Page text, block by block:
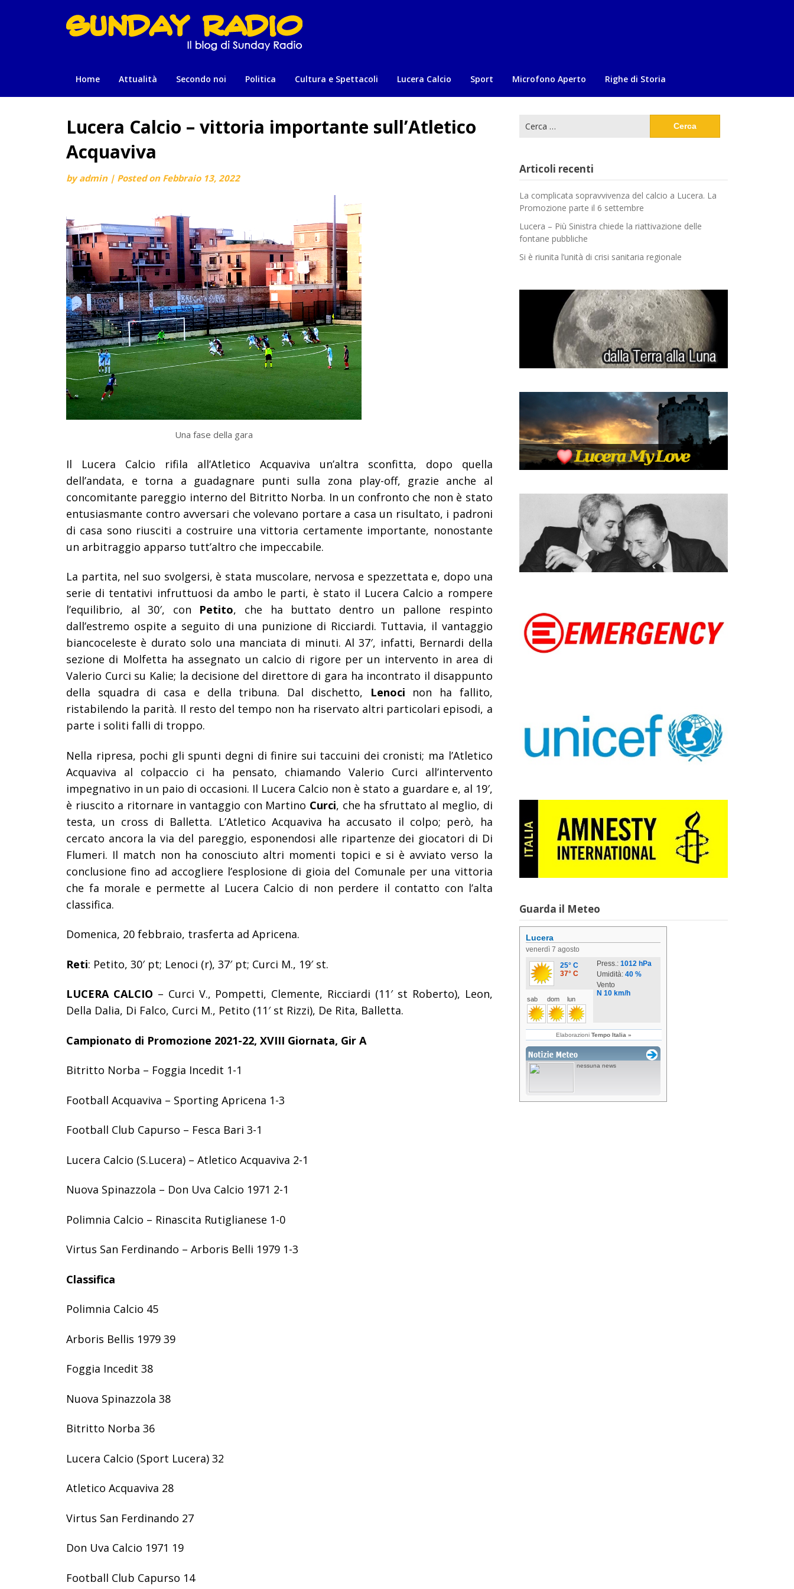
Home Attualità Secondo noi Politica Cultura e Spettacoli Lucera Calcio Sport Microfono Aperto Righe di Storia
Lucera Calcio – vittoria importante sull’Atletico
Acquaviva
byadmin | Posted on Febbraio 13, 2022
Una fase della gara
Il Lucera Calcio rifila all’Atletico Acquaviva un’altra sconfitta, dopo quella
dell’andata, e torna a guadagnare punti sulla zona play-off, grazie anche al
concomitante pareggio interno del Bitritto Norba. In un confronto che non è stato
entusiasmante contro avversari che volevano portare a casa un risultato, i padroni
di casa sono riusciti a costruire una vittoria certamente importante, nonostante
un arbitraggio apparso tutt’altro che impeccabile.
La partita, nel suo svolgersi, è stata muscolare, nervosa e spezzettata e, dopo una
serie di tentativi infruttuosi da ambo le parti, è stato il Lucera Calcio a rompere
l’equilibrio, al 30′, con Petito, che ha buttato dentro un pallone respinto
dall’estremo ospite a seguito di una punizione di Ricciardi. Tuttavia, il vantaggio
biancoceleste è durato solo una manciata di minuti. Al 37′, infatti, Bernardi della
sezione di Molfetta ha assegnato un calcio di rigore per un intervento in area di
Valerio Curci su Kalie; la decisione del direttore di gara ha incontrato il disappunto
della squadra di casa e della tribuna. Dal dischetto,
Lenoci non ha fallito,
ristabilendo la parità. Il resto del tempo non ha riservato altri particolari episodi, a
parte i soliti falli di troppo.
Nella ripresa, pochi gli spunti degni di finire sui taccuini dei cronisti; ma l’Atletico
Acquaviva al colpaccio ci ha pensato, chiamando Valerio Curci all’intervento
impegnativo in un paio di occasioni. Il Lucera Calcio non è stato a guardare e, al 19′,
è riuscito a ritornare in vantaggio con Martino Curci, che ha sfruttato al meglio, di
testa, un cross di Balletta. L’Atletico Acquaviva ha accusato il colpo; però, ha
cercato ancora la via del pareggio, esponendosi alle ripartenze dei giocatori di Di
Flumeri. Il match non ha conosciuto altri momenti topici e si è avviato verso la
conclusione fino ad accogliere l’esplosione di gioia del Comunale per una vittoria
che fa morale e permette al Lucera Calcio di non perdere il contatto con l’alta
classifica.
Domenica, 20 febbraio, trasferta ad Apricena.
Reti: Petito, 30′ pt; Lenoci (r), 37′ pt; Curci M., 19′ st.
LUCERA CALCIO – Curci V., Pompetti, Clemente, Ricciardi (11′ st Roberto), Leon,
Della Dalia, Di Falco, Curci M., Petito (11′ st Rizzi), De Rita, Balletta.
Campionato di Promozione 2021-22, XVIII Giornata, Gir A
Bitritto Norba – Foggia Incedit 1-1
Football Acquaviva – Sporting Apricena 1-3
Football Club Capurso – Fesca Bari 3-1
Lucera Calcio (S.Lucera) – Atletico Acquaviva 2-1
Nuova Spinazzola – Don Uva Calcio 1971 2-1
Polimnia Calcio – Rinascita Rutiglianese 1-0
Virtus San Ferdinando – Arboris Belli 1979 1-3
Classifica
Polimnia Calcio 45
Arboris Bellis 1979 39
Foggia Incedit 38
Nuova Spinazzola 38
Bitritto Norba 36
Lucera Calcio (Sport Lucera) 32
Atletico Acquaviva 28
Virtus San Ferdinando 27
Don Uva Calcio 1971 19
Football Club Capurso 14
per:
Articoli recenti
La complicata sopravvivenza del calcio a Lucera. La
Promozione parte il 6 settembre
Lucera – Più Sinistra chiede la riattivazione delle
fontane pubbliche
Si è riunita l’unità di crisi sanitaria regionale
Guarda il Meteo